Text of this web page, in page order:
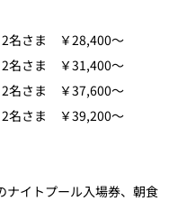
さま ￥28,400～
さま ￥31,400～
さま ￥37,600～
2名さま ￥39,200～
イトプール入場券、朝食